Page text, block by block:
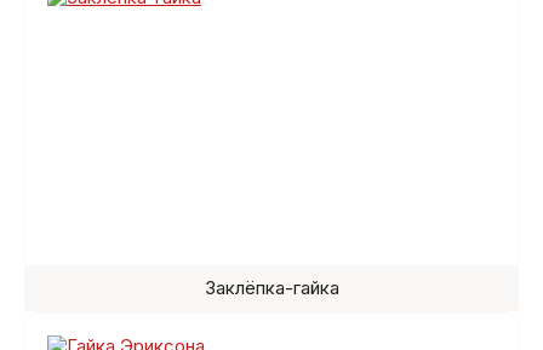
Заклёпка-гайка